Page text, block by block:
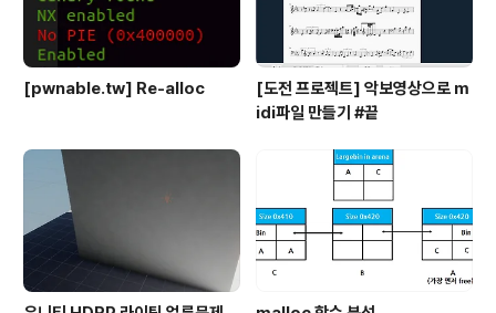
[pwnable.tw] Re-alloc
[도전 프로젝트] 악보영상으로 m
idi파일 만들기 #끝